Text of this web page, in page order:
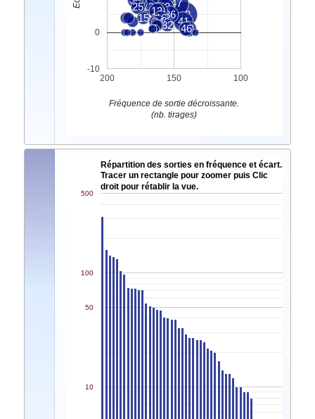
18
47
41
43
36
39
1213
29
33
16
25
46
7
15
32
34
1
3
200 150 100
-10
0
Fréquence de sortie décroissante.
(nb. tirages)
Répartition des sorties en fréquence et écart.
Tracer un rectangle pour zoomer puis Clic
droit pour rétablir la vue.
10
50
100
500